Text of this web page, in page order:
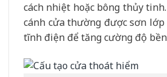
cách nhiệt hoặc bông thủy
cánh cửa thường được sơn lớp
tĩnh điện để tăng cường độ